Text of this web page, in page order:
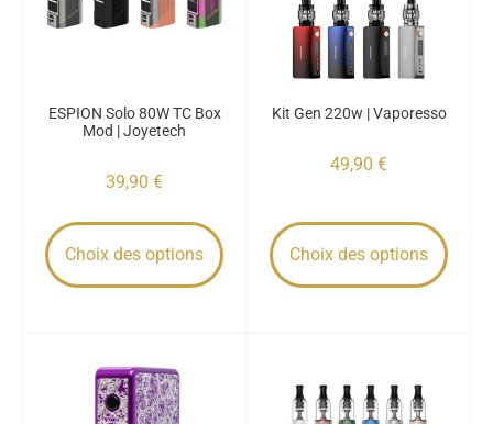
ESPION Solo 80W TC Box
Mod | Joyetech
39,90 €
Choix des options
Kit Gen 220w | Vaporesso
49,90 €
Choix des options